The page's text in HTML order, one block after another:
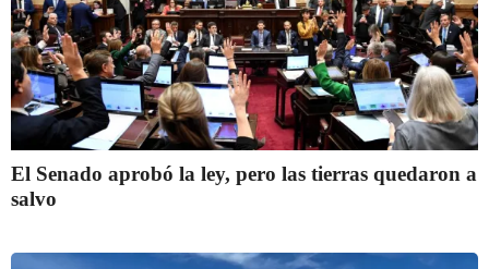
El Senado aprobó la ley, pero las tierras quedaron a
salvo